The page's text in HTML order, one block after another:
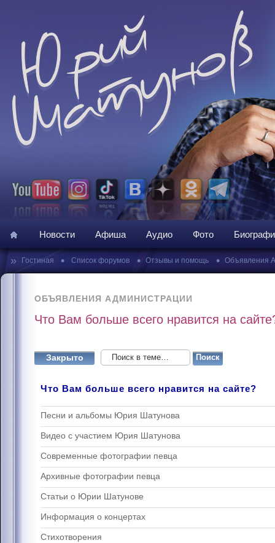
Новости Афиша Аудио Фото
» Гостиная • Список форумов • Отзывы и помощь • Объявления
ОБЪЯВЛЕНИЯ АДМИНИСТРАЦИИ
Что Вам больше всего нравится на
Закрыто
Что Вам больше всего нравится на сайте?
Песни и альбомы Юрия Шатунова
Видео с участием Юрия Шатунова
Современные фотографии певца
Архивные фотографии певца
Статьи о Юрии Шатунове
Информация о концертах
Стихотворения